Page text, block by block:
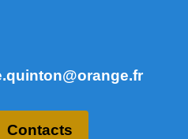
Contacts